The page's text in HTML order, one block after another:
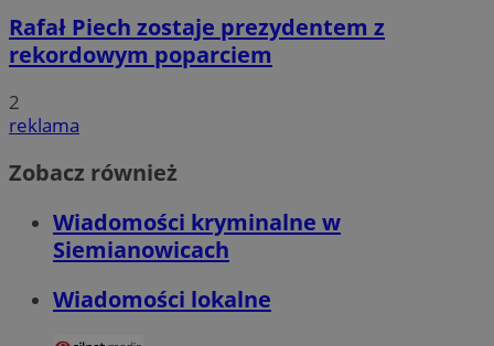
Rafał Piech zostaje prezydentem z
rekordowym poparciem
2
reklama
Zobacz również
Wiadomości kryminalne w
Siemianowicach
Wiadomości lokalne